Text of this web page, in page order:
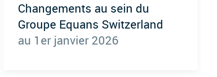
Changements au sein du
Groupe Equans Switzerland
au 1er janvier 2026